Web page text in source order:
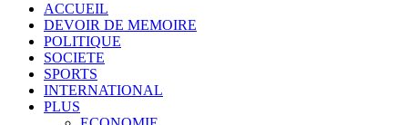
ACCUEIL
DEVOIR DE MEMOIRE
POLITIQUE
SOCIETE
SPORTS
INTERNATIONAL
PLUS